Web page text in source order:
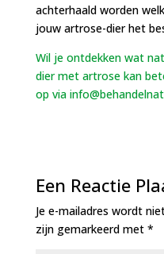
achterhaald worden
jouw artrose-dier het
Wil je ontdekken wat
dier met artrose kan
op via
Een Reactie
Je e-mailadres wordt
zijn gemarkeerd met *